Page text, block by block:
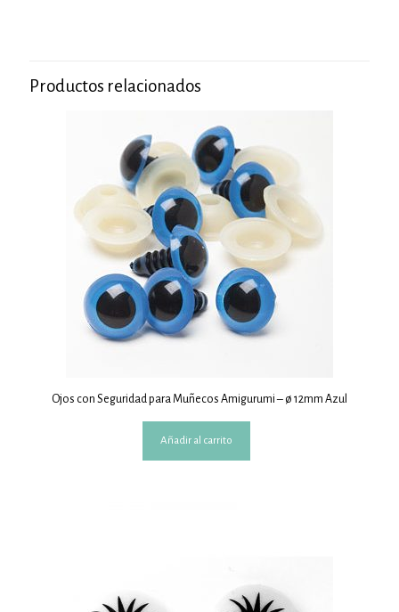
Productos relacionados
Ojos con Seguridad para Muñecos Amigurumi – ø 12mm Azul
Añadir al carrito